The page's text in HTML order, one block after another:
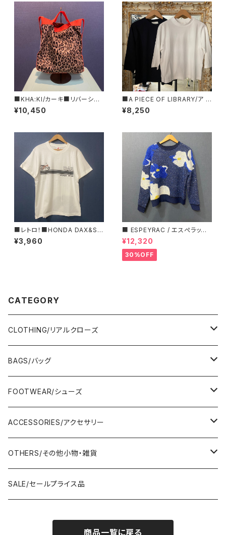
■KHA:KI/カーキ■リバーシブ
ルトートBAG■MIL25SBG304
7■
¥10,450
■A PIECE OF LIBRARY/ア ピ
ース オブ ライブラリー■エブリ
ーコットン・ガーデンT■MADE
¥8,250
■レトロ！■HONDA DAX&ST
50ロゴTシャツ/RED■GIFTに
もオススメ
¥3,960
■ ESPEYRAC / エスぺラック
■ フラワーモチーフニット■YE
LLOW & NAVY■ 超カワイイ！
¥12,320
30%OFF
CATEGORY
CLOTHING/リアルクローズ
TOPS/トップス
Adonisis/アドニシス
AMERICANA/アメリカーナ
BOTOMS/ボトム
Adonisis/アドニシス
amherst/アムハースト
ONE-PIECE/ワンピース
anana/アナナ
J.Sloane/ジェイスロアン
OUTER/アウター
anana/アナナ
BAGS/バッグ
HAND BAG/ハンドバッグ
mononogu/もののぐ
IMPORT/インポート
SHOULDER BAG/ショルダーバッグ
mononogu/もののぐ
IMPORT/インポート
TOTE BAG/トートバッグ
mononogu/もののぐ
OTHERS/その他
FOOTWEAR/シューズ
PUMPS/パンプス
コツコツ
IMPORT/インポート
SANDAL/サンダル
コツコツ
BOOTS/ブーツ
ACCESSORIES/アクセサリー
EARRINGS/イヤリング
RING/指輪
OTHERS/その他小物・雑貨
BELT/ベルト
SALE/セールプライス品
商品一覧に戻る